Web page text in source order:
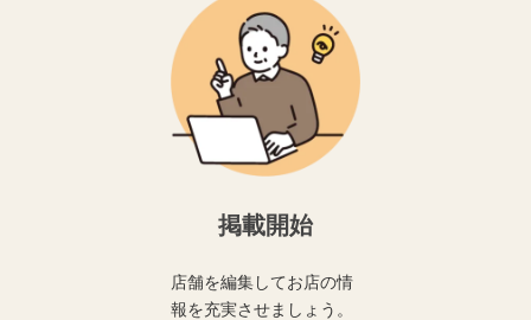
掲載開始
店舗を編集してお店の情
報を充実させましょう。